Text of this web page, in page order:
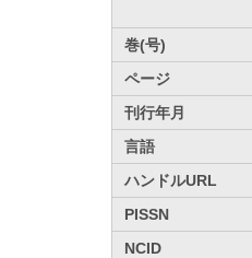
巻(号)
ページ
刊行年月
言語
ハンドルURL
PISSN
NCID